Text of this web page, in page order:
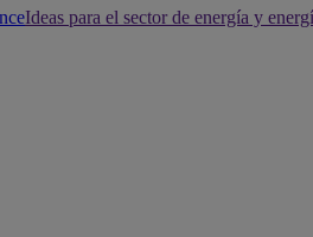
Ideas para el sector de energía y